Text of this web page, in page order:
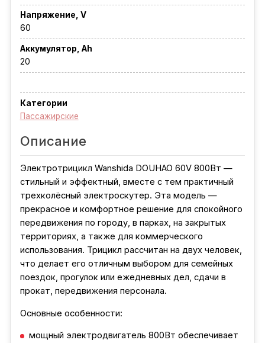
Напряжение, V
60
Аккумулятор, Ah
20
Категории
Пассажирские
Описание
Электротрицикл Wanshida DOUHAO 60V 800Вт —
стильный и эффектный, вместе с тем практичный
трехколёсный электроскутер. Эта модель —
прекрасное и комфортное решение для спокойного
передвижения по городу, в парках, на закрытых
территориях, а также для коммерческого
использования. Трицикл рассчитан на двух человек,
что делает его отличным выбором для семейных
поездок, прогулок или ежедневных дел, сдачи в
прокат, передвижения персонала.
Основные особенности:
мощный электродвигатель 800Вт обеспечивает